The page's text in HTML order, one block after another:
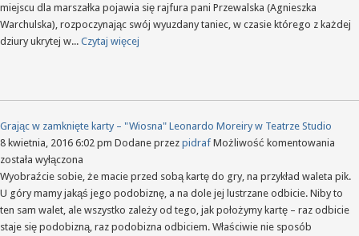
miejscu dla marszałka pojawia się rajfura pani Przewalska (Agnieszka
Warchulska), rozpoczynając swój wyuzdany taniec, w czasie którego z każdej
dziury ukrytej w... Czytaj więcej
Grając w zamknięte karty – "Wiosna" Leonardo Moreiry w Teatrze Studio
8 kwietnia, 2016 6:02 pm Dodane przez pidraf Możliwość komentowania
karty
–
została wyłączona
Wyobraźcie sobie, że macie przed sobą kartę do gry, na przykład waleta pik.
U góry mamy jakąś jego podobiznę, a na dole jej lustrzane odbicie. Niby to
ten sam walet, ale wszystko zależy od tego, jak położymy kartę – raz odbicie
staje się podobizną, raz podobizna odbiciem. Właściwie nie sposób